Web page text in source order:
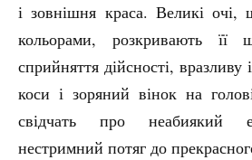
і зовнішня краса. Великі очі,
кольорами, розкривають її
сприйняття дійсності,
коси і зоряний вінок на
свідчать про неабиякий
нестримний потяг до